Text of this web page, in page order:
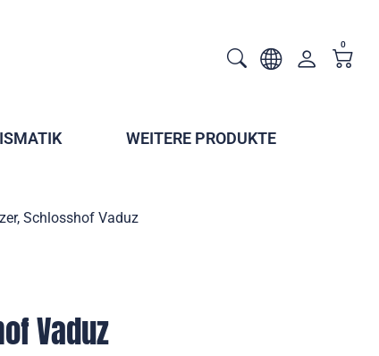
0
WEITERE PRODUKTE
Schlosshof Vaduz
Vaduz